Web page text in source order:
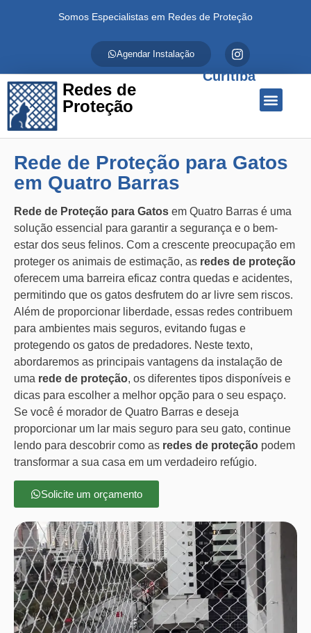
Somos Especialistas em Redes de Proteção
Agendar Instalação
Redes de
Proteção
Curitiba
Rede de Proteção para Gatos
em Quatro Barras
Rede de Proteção para Gatos em Quatro Barras é uma
solução essencial para garantir a segurança e o bem-
estar dos seus felinos. Com a crescente preocupação em
proteger os animais de estimação, as redes de proteção
oferecem uma barreira eficaz contra quedas e acidentes,
permitindo que os gatos desfrutem do ar livre sem riscos.
Além de proporcionar liberdade, essas redes contribuem
para ambientes mais seguros, evitando fugas e
protegendo os gatos de predadores. Neste texto,
abordaremos as principais vantagens da instalação de
uma rede de proteção, os diferentes tipos disponíveis e
dicas para escolher a melhor opção para o seu espaço.
Se você é morador de Quatro Barras e deseja
proporcionar um lar mais seguro para seu gato, continue
lendo para descobrir como as redes de proteção podem
transformar a sua casa em um verdadeiro refúgio.
Solicite um orçamento